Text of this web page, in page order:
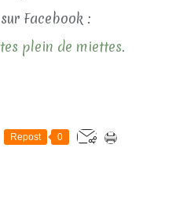
Facebook :
plein de miettes.
Repost 0